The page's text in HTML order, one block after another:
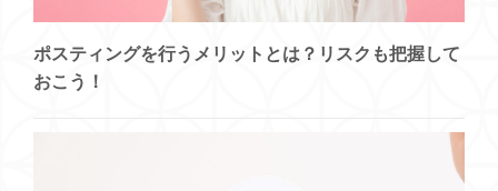
ポスティングを行うメリットとは？リスクも把握して
おこう！